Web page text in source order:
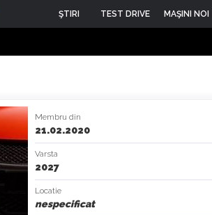
ŞTIRI TEST DRIVE MAŞINI NOI
Membru din
21.02.2020
Varsta
2027
Locatie
nespecificat